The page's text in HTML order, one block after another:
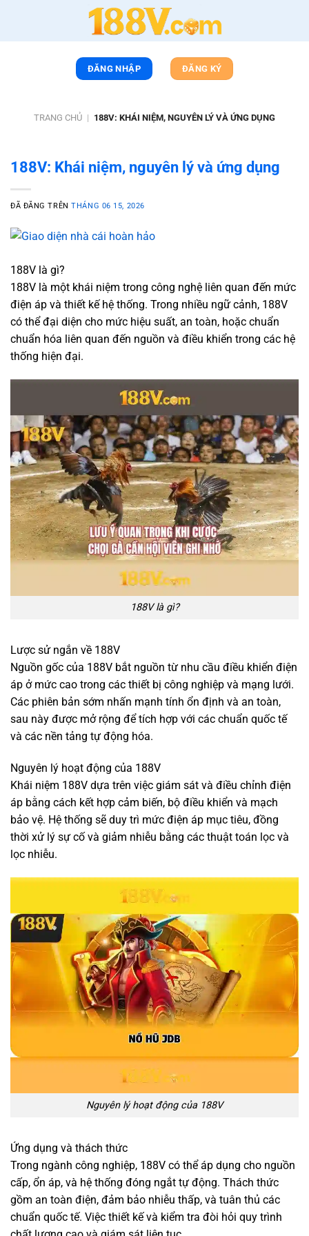
nội
ĐĂNG NHẬP ĐĂNG KÝ
TRANG CHỦ | 188V: KHÁI NIỆM, NGUYÊN LÝ VÀ ỨNG DỤNG
188V: Khái niệm, nguyên lý và ứng dụng
ĐÃ ĐĂNG TRÊNTHÁNG 06 15, 2026
188V là gì?
188V là một khái niệm trong công nghệ liên quan đến mức
điện áp và thiết kế hệ thống. Trong nhiều ngữ cảnh, 188V
có thể đại diện cho mức hiệu suất, an toàn, hoặc chuẩn
chuẩn hóa liên quan đến nguồn và điều khiển trong các hệ
thống hiện đại.
188V là gì?
Lược sử ngắn về 188V
Nguồn gốc của 188V bắt nguồn từ nhu cầu điều khiển điện
áp ở mức cao trong các thiết bị công nghiệp và mạng lưới.
Các phiên bản sớm nhấn mạnh tính ổn định và an toàn,
sau này được mở rộng để tích hợp với các chuẩn quốc tế
và các nền tảng tự động hóa.
Nguyên lý hoạt động của 188V
Khái niệm 188V dựa trên việc giám sát và điều chỉnh điện
áp bằng cách kết hợp cảm biến, bộ điều khiển và mạch
bảo vệ. Hệ thống sẽ duy trì mức điện áp mục tiêu, đồng
thời xử lý sự cố và giảm nhiễu bằng các thuật toán lọc và
lọc nhiễu.
Nguyên lý hoạt động của 188V
Ứng dụng và thách thức
Trong ngành công nghiệp, 188V có thể áp dụng cho nguồn
cấp, ổn áp, và hệ thống đóng ngắt tự động. Thách thức
gồm an toàn điện, đảm bảo nhiễu thấp, và tuân thủ các
chuẩn quốc tế. Việc thiết kế và kiểm tra đòi hỏi quy trình